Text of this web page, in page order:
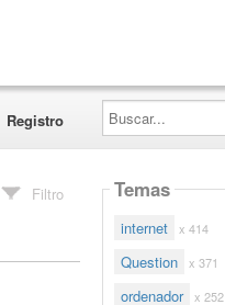
Registro
Buscar...
Filtro Temas
internet x 414
Question x 371
ordenador x 252